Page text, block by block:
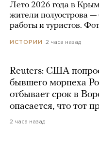
Лето 2026 года в
жители полуострова —
работы и туристов.
ИСТОРИИ 2 часа назад
Reuters: США
бывшего морпеха
отбывает срок в
опасается, что тот
2 часа назад